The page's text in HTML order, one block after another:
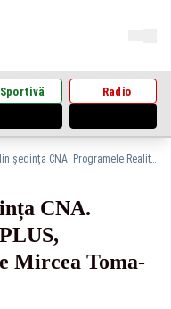
Sportivă Radio
Înregistrări-șoc din ședința CNA. Programele Realitatea PLUS, monitorizate la sânge de Mircea Toma-VIDEO
CNA.
Mircea Toma-